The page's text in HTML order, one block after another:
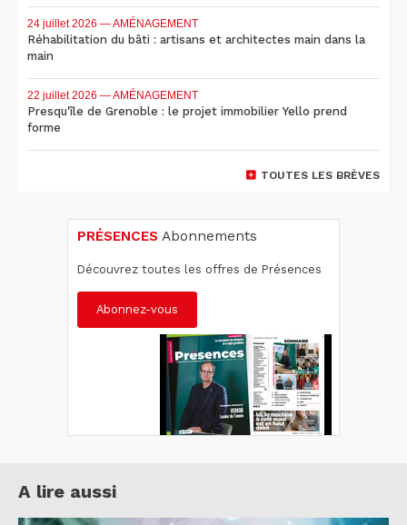
24 juillet 2026 — AMÉNAGEMENT
Réhabilitation du bâti : artisans et architectes main dans la
main
22 juillet 2026 — AMÉNAGEMENT
Presqu'île de Grenoble : le projet immobilier Yello prend
forme
TOUTES LES BRÈVES
PRÉSENCES Abonnements
Découvrez toutes les offres de Présences
Abonnez-vous
A lire aussi